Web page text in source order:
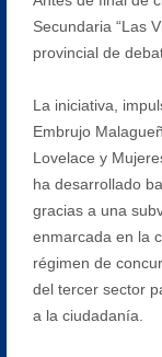
Secundaria “Las
provincial de
La iniciativa,
Embrujo
Lovelace y
ha desarrollado
gracias a una
enmarcada en la
régimen de
del tercer sector
a la ciudadanía.